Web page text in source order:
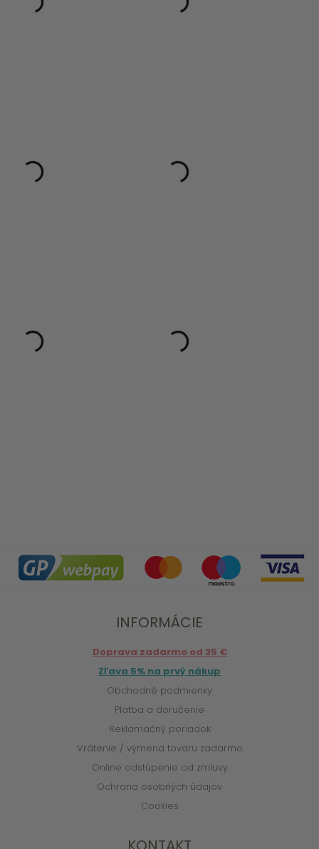
INFORMÁCIE
Doprava zadarmo od 35 €
Zľava 5% na prvý nákup
Obchodné podmienky
Platba a doručenie
Reklamačný poriadok
Vrátenie / výmena tovaru zadarmo
Online odstúpenie od zmluvy
Ochrana osobných údajov
Cookies